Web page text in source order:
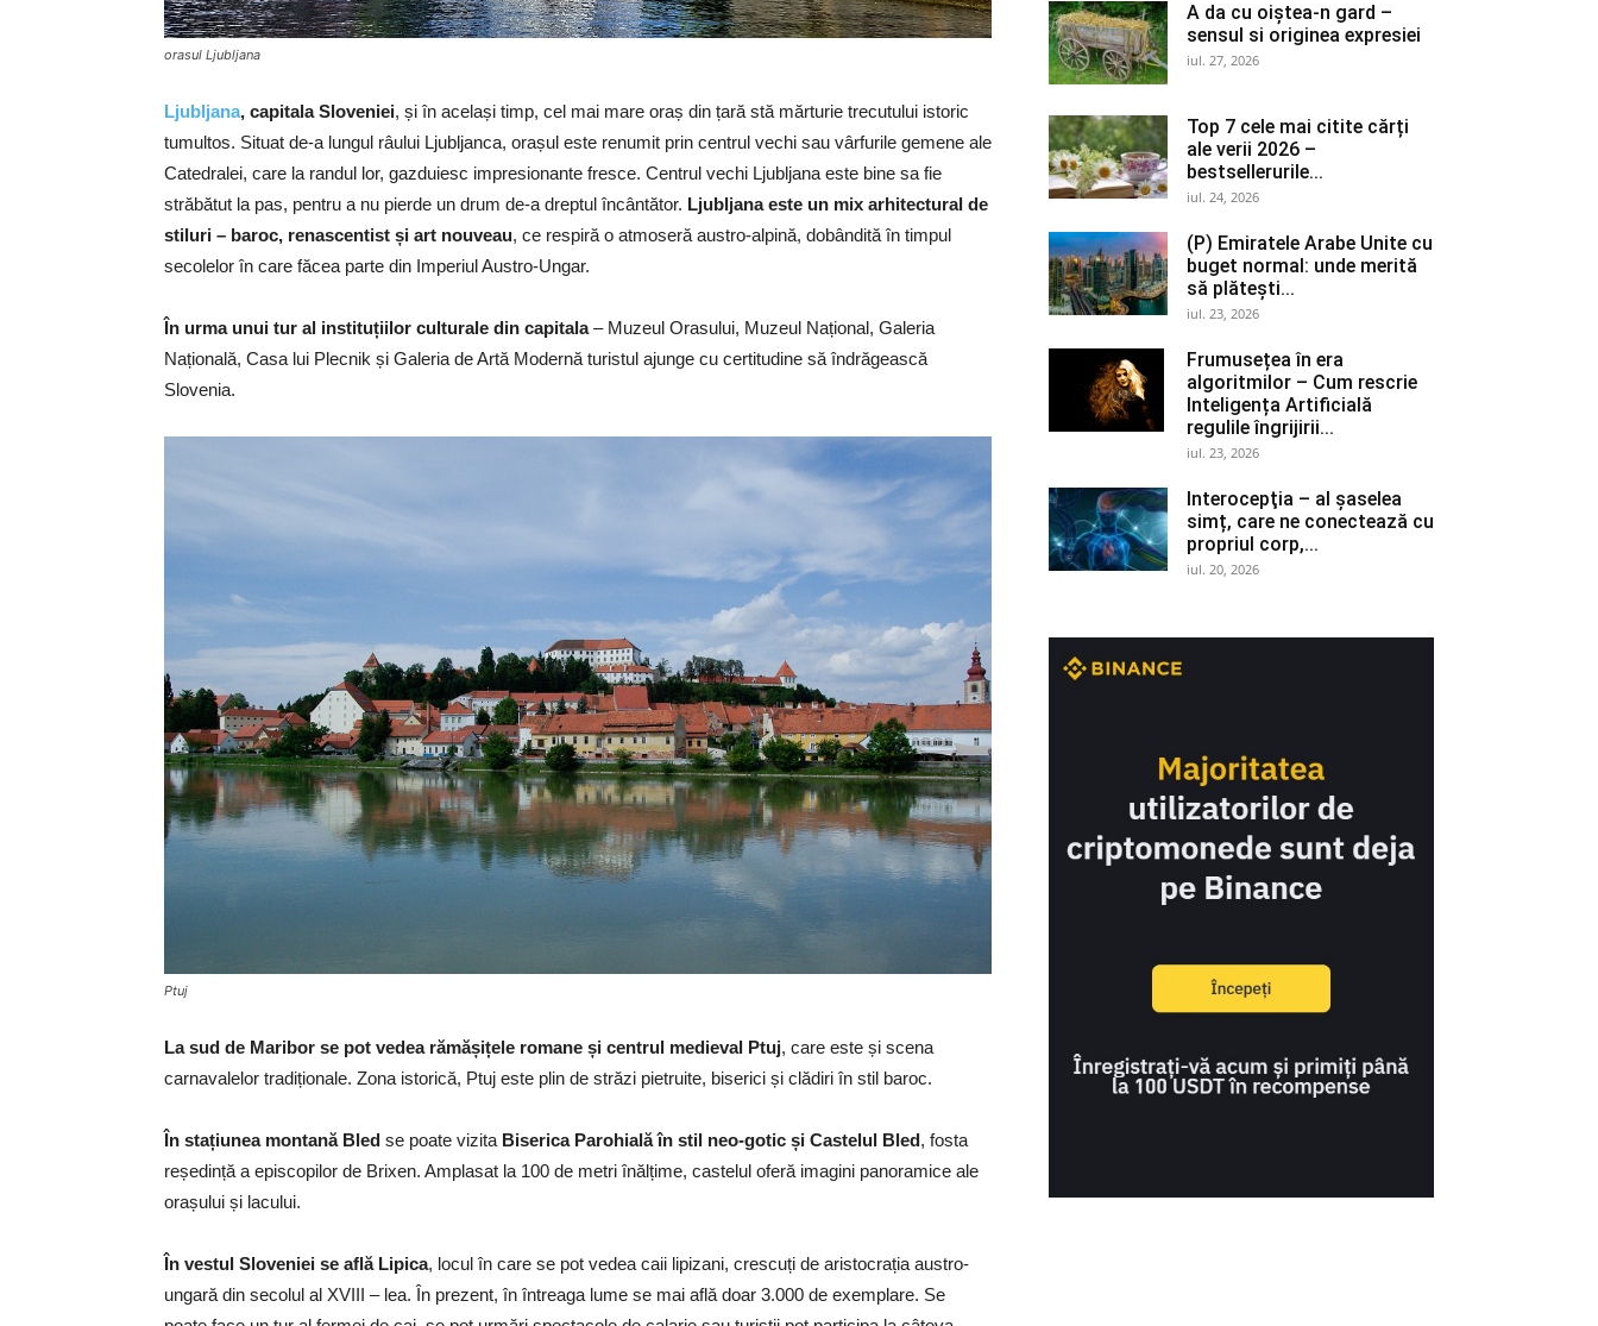
orasul Ljubljana
Ljubljana, capitala Sloveniei, și în același timp, cel mai mare oraș din țară stă mărturie trecutului istoric
tumultos. Situat de-a lungul râului Ljubljanca, orașul este renumit prin centrul vechi sau vârfurile gemene ale
Catedralei, care la randul lor, gazduiesc impresionante fresce. Centrul vechi Ljubljana este bine sa fie
străbătut la pas, pentru a nu pierde un drum de-a dreptul încântător. Ljubljana este un mix arhitectural de
stiluri – baroc, renascentist și art nouveau, ce respiră o atmoseră austro-alpină, dobândită în timpul
secolelor în care făcea parte din Imperiul Austro-Ungar.
În urma unui tur al instituțiilor culturale din capitala– Muzeul Orasului, Muzeul Național, Galeria
Națională, Casa lui Plecnik și Galeria de Artă Modernă turistul ajunge cu certitudine să îndrăgească
Slovenia.
Ptuj
La sud de Maribor se pot vedea rămășițele romane și centrul medieval Ptuj, care este și scena
carnavalelor tradiționale. Zona istorică, Ptuj este plin de străzi pietruite, biserici și clădiri în stil baroc.
În stațiunea montană Bled se poate vizita Biserica Parohială în stil neo-gotic și Castelul Bled, fosta
reședință a episcopilor de Brixen. Amplasat la 100 de metri înălțime, castelul oferă imagini panoramice ale
orașului și lacului.
În vestul Sloveniei se află Lipica, locul în care se pot vedea caii lipizani, crescuți de aristocrația austro-
ungară din secolul al XVIII – lea. În prezent, în întreaga lume se mai află doar 3.000 de exemplare. Se
A da cu oiștea-n gard –
sensul si originea expresiei
iul. 27, 2026
Top 7 cele mai citite cărți
ale verii 2026 –
bestsellerurile...
iul. 24, 2026
(P) Emiratele Arabe Unite cu
buget normal: unde merită
să plătești...
iul. 23, 2026
Frumusețea în era
algoritmilor – Cum rescrie
Inteligența Artificială
regulile îngrijirii...
iul. 23, 2026
Interocepţia – al șaselea
simț, care ne conectează cu
propriul corp,...
iul. 20, 2026